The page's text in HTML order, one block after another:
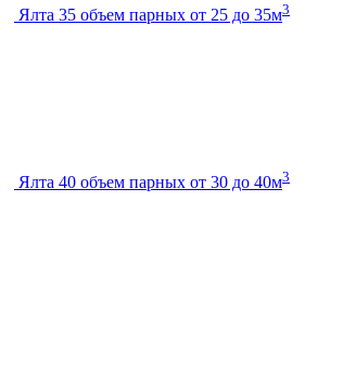
Ялта 35 объем парных от 25 до 35м3
Ялта 40 объем парных от 30 до 40м3